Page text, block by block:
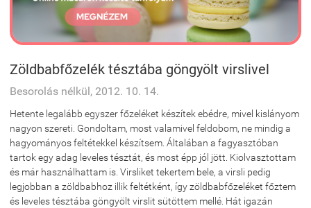
Zöldbabfőzelék tésztába göngyölt virslivel
Besorolás nélkül, 2012. 10. 14.
Hetente legalább egyszer főzeléket készítek ebédre, mivel kislányom
nagyon szereti. Gondoltam, most valamivel feldobom, ne mindig a
hagyományos feltétekkel készítsem. Általában a fagyasztóban
tartok egy adag leveles tésztát, és most épp jól jött. Kiolvasztottam
és már használhattam is. Virsliket tekertem bele, a virsli pedig
legjobban a zöldbabhoz illik feltétként, így zöldbabfőzeléket főztem
és leveles tésztába göngyölt virslit sütöttem mellé. Hát igazán